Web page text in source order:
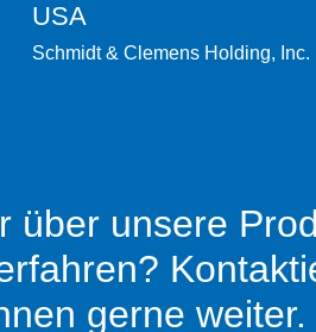
USA
Schmidt & Clemens Holding, Inc.
über unsere
gerne weiter.